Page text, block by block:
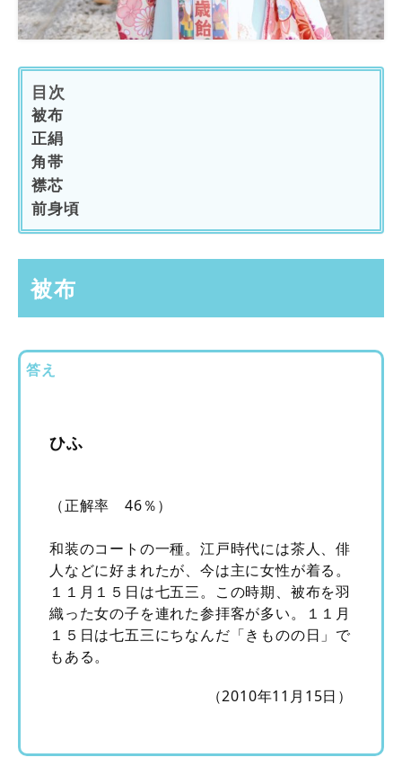
目次
被布
正絹
角帯
襟芯
前身頃
被布
答え
ひふ
（正解率 46％）
和装のコートの一種。江戸時代には茶人、俳
人などに好まれたが、今は主に女性が着る。
１１月１５日は七五三。この時期、被布を羽
織った女の子を連れた参拝客が多い。１１月
１５日は七五三にちなんだ「きものの日」で
もある。
（2010年11月15日）